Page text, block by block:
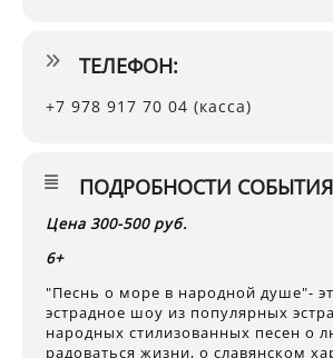
ТЕЛЕФОН:
+7 978 917 70 04 (касса)
ПОДРОБНОСТИ СОБЫТИЯ
Цена 300-500 руб.
6+
"Песнь о море в народной душе"-
эстрадное шоу из популярных
народных стилизованных песен о
радоваться жизни, о славянском